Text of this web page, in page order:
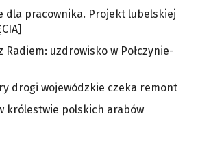
dla pracownika. Projekt lubelskiej
Radiem: uzdrowisko w Połczynie-
drogi wojewódzkie czeka remont
królestwie polskich arabów